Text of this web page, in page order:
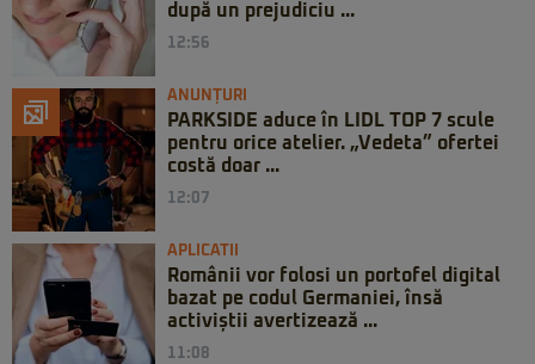
după un prejudiciu ...
12:56
ANUNȚURI
PARKSIDE aduce în LIDL TOP 7 scule
pentru orice atelier. „Vedeta” ofertei
costă doar ...
12:07
APLICATII
Românii vor folosi un portofel digital
bazat pe codul Germaniei, însă
activiștii avertizează ...
11:08